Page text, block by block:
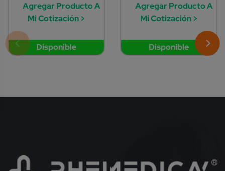
Disponible
Agregar Producto A
Mi Cotización >
Disponible
Agregar Producto A
Mi Cotización >